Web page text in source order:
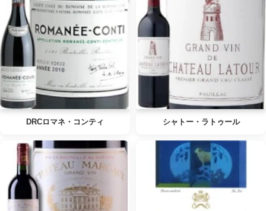
DRCロマネ・コンティ シャトー・ラトゥール